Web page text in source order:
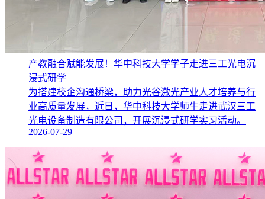
产教融合赋能发展！华中科技大学学子走进三工光电沉
浸式研学
为搭建校企沟通桥梁，助力光谷激光产业人才培养与行
业高质量发展，近日，华中科技大学师生走进武汉三工
光电设备制造有限公司，开展沉浸式研学实习活动。
2026-07-29